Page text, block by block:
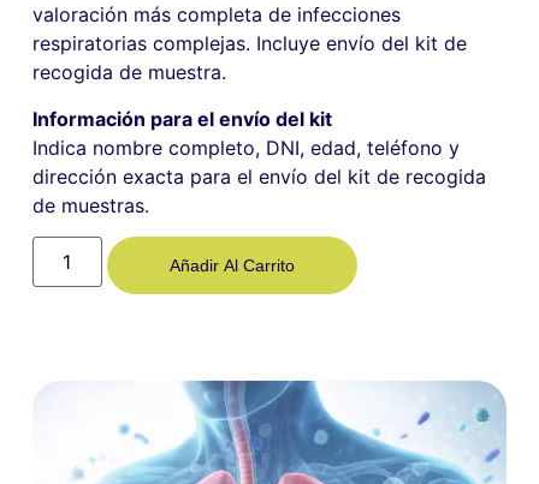
valoración más completa de infecciones
respiratorias complejas. Incluye envío del kit de
recogida de muestra.
Información para el envío del kit
Indica nombre completo, DNI, edad, teléfono y
dirección exacta para el envío del kit de recogida
de muestras.
Añadir Al Carrito